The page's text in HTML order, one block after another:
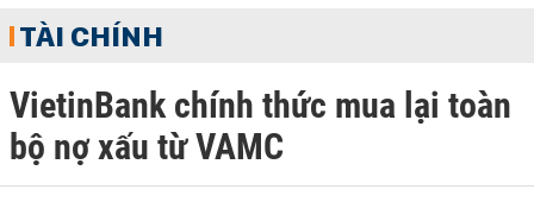
TÀI CHÍNH
VietinBank chính thức mua lại toàn
bộ nợ xấu từ VAMC